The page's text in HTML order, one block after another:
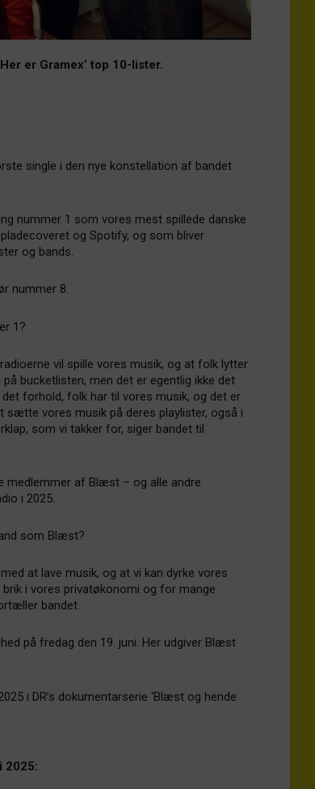
er Gramex’ top 10-lister.
single i den nye konstellation af bandet
nummer 1 som vores mest spillede danske
og Spotify, og som bliver
og bands.
nummer 8.
1?
vil spille vores musik, og at folk lytter
bucketlisten, men det er egentlig ikke det
forhold, folk har til vores musik, og det er
vores musik på deres playlister, også i
som vi takker for, siger bandet til
medlemmer af Blæst – og alle andre
i 2025.
som Blæst?
at lave musik, og at vi kan dyrke vores
i vores privatøkonomi og for mange
bandet.
på fredag den 19. juni. Her udgiver Blæst
i DR’s dokumentarserie ‘Blæst og hende
2025: